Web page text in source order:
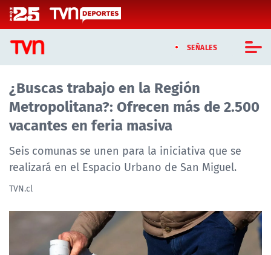
Click acá para ir directamente al contenido
SEÑALES
CASTING MASTERCHEF CHILE
CASTING TVN VERTICAL
TVN VERTICAL
TVN PLAY
TELESERIES
¿Buscas trabajo en la Región
Metropolitana?: Ofrecen más de 2.500
vacantes en feria masiva
Seis comunas se unen para la iniciativa que se
realizará en el Espacio Urbano de San Miguel.
TVN.cl